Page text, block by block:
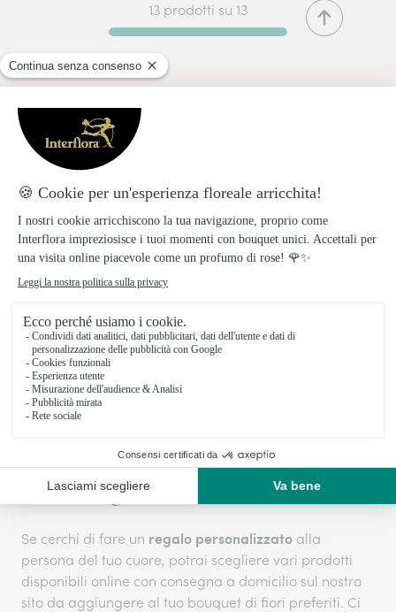
13 prodotti su 13
Creazioni uniche
Ci impegniamo a realizzare creazioni floreali
all'avanguardia che si distinguono per stile e unicità.
Fare un regalo a distanza
Se cerchi di fare un regalo personalizzato alla
persona del tuo cuore, potrai scegliere vari prodotti
disponibili online con consegna a domicilio sul nostro
sito da aggiungere al tuo bouquet di fiori preferiti. Ci